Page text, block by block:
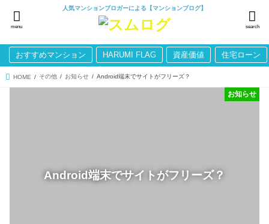
人気マンションブロガーによる【マンションブログ】
search
menu
おすすめマンション HARUMI FLAG 資産価値 住宅ローン
HOME その他 お知らせ Android端末でサイトがフリーズ？
Android端末でサイトがフリーズ？
お知らせ